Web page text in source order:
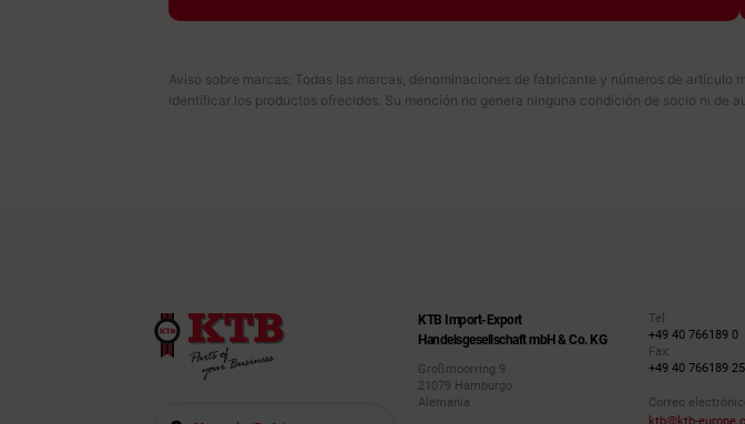
Aviso sobre marcas: Todas las marcas, denominaciones de fabricante y números de
identificar los productos ofrecidos. Su mención no genera ninguna condición de socio ni de
KTB Import-Export
Handelsgesellschaft mbH & Co. KG
Großmoorring 9
21079 Hamburgo
Alemania
Tel:
+49 40 766189 0
Fax:
+49 40 766189 25
Correo